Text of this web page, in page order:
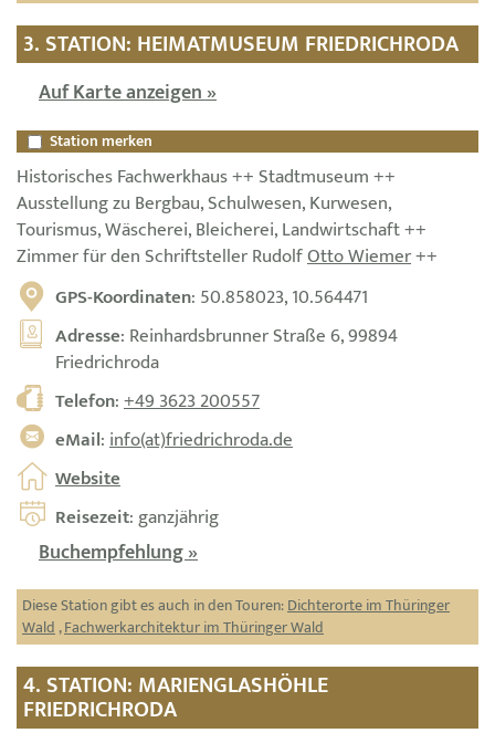
3. STATION: HEIMATMUSEUM FRIEDRICHRODA
Auf Karte anzeigen »
Station merken
Historisches Fachwerkhaus ++ Stadtmuseum ++
Ausstellung zu Bergbau, Schulwesen, Kurwesen,
Tourismus, Wäscherei, Bleicherei, Landwirtschaft ++
Zimmer für den Schriftsteller RudolfOtto Wiemer++
GPS-Koordinaten: 50.858023, 10.564471
Adresse: Reinhardsbrunner Straße 6, 99894
Friedrichroda
Telefon:+49 3623 200557
eMail:info(at)friedrichroda.de
Website
Reisezeit: ganzjährig
Buchempfehlung »
Diese Station gibt es auch in den Touren:Dichterorte im Thüringer
Wald,Fachwerkarchitektur im Thüringer Wald
4. STATION: MARIENGLASHÖHLE
FRIEDRICHRODA